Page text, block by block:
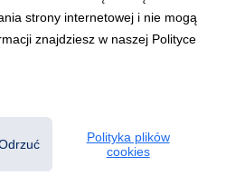
podatkową od internetowego
stały się przestrzenią,
przepisów rozprzestrzeniają się
strony internetowej i nie mogą
znajdziesz w naszej Polityce
Polityka plików
cookies